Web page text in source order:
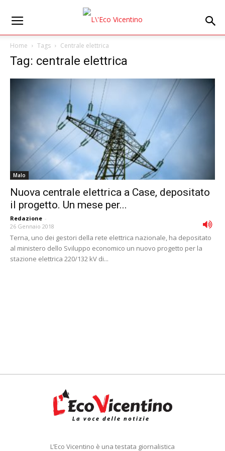
Home Tags Centrale elettrica
Tag: centrale elettrica
Malo
Nuova centrale elettrica a Case, depositato
il progetto. Un mese per...
Redazione -
26 Gennaio 2018
Terna, uno dei gestori della rete elettrica nazionale, ha depositato
al ministero dello Sviluppo economico un nuovo progetto per la
stazione elettrica 220/132 kV di...
L’Eco Vicentino è una testata giornalistica